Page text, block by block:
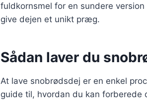
fuldkornsmel for en sundere
give dejen et unikt præg.
Sådan laver du
At lave snobrødsdej er en enkel
guide til, hvordan du kan forberede